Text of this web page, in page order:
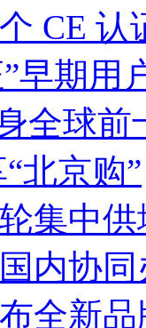
CE 认
早期用
全球前
北京购”
集中
内协
全新